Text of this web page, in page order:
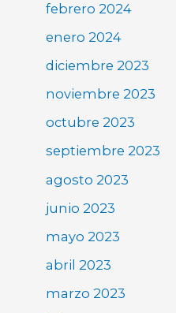
febrero 2024
enero 2024
diciembre 2023
noviembre 2023
octubre 2023
septiembre 2023
agosto 2023
junio 2023
mayo 2023
abril 2023
marzo 2023